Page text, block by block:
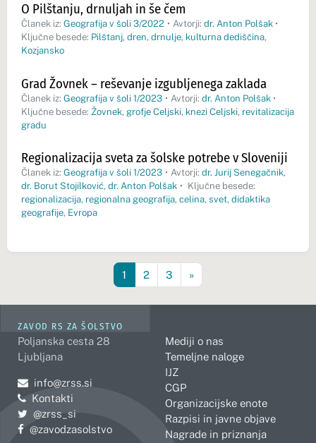
O Pilštanju, drnuljah in še čem
Članek iz: Geografija v šoli 3/2022 • Avtorji: dr. Anton Polšak •
Ključne besede: Pilštanj, dren, drnulje, kulturna dediščina,
Kozjansko
Grad Žovnek – reševanje izgubljenega zaklada
Članek iz: Geografija v šoli 1/2023 • Avtorji: dr. Anton Polšak •
Ključne besede: Žovnek, grofje Celjski, knezi Celjski, revitalizacija
gradu
Regionalizacija sveta za šolske potrebe v Sloveniji
Članek iz: Geografija v šoli 1/2023 • Avtorji: dr. Jurij Senegačnik,
dr. Borut Stojilković, dr. Anton Polšak • Ključne besede:
regionalizacija, regionalna geografija, celina, svet, didaktika
geografije, Evropa
1 2 3 »
ZAVOD RS ZA ŠOLSTVO
Poljanska cesta 28
Ljubljana
Pošljite e-mail na
info@zrss.si
Kontakti
Pojdite na Twitter:
@zrss_si
Pojdite na Facebook:
@zavodzasolstvo
Mediji o nas
Temeljne naloge
IJZ
CGP
Organizacijske enote
Razpisi in javne objave
Nagrade in priznanja